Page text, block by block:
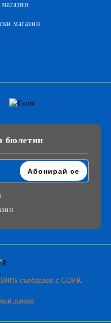
магазин
бюлетин
съобразен с GDPR.
данни